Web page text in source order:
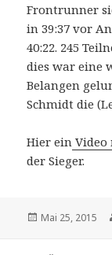
Frontrunner
in 39:37 vor
40:22. 245
dies war eine
Belangen
Schmidt die
Hier ein Video
der Sieger.
Veröffentlicht
Mai 25, 2015